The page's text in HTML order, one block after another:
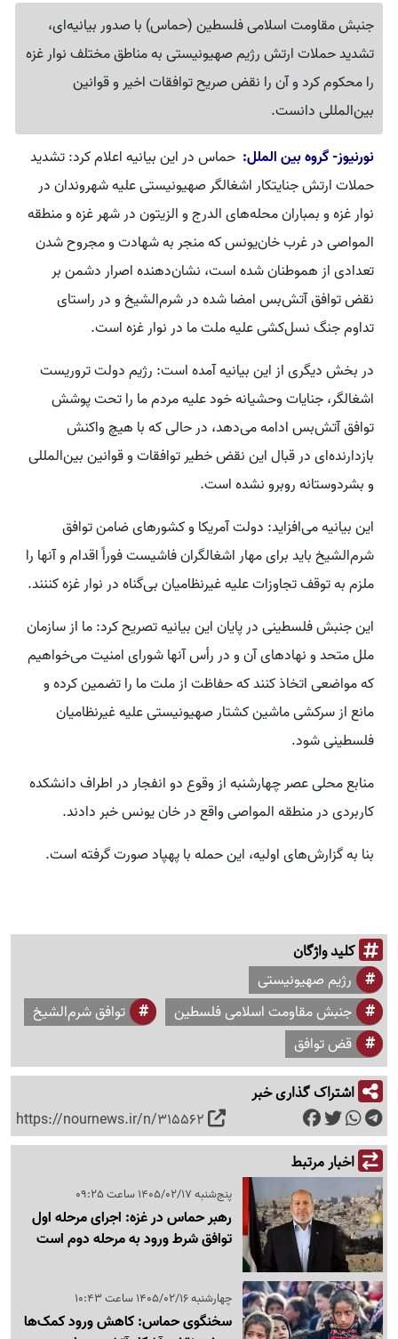
جنبش مقاومت اسلامی فلسطین (حماس) با صدور بیانیه‌ای،
تشدید حملات ارتش رژیم صهیونیستی به مناطق مختلف نوار غزه
را محکوم کرد و آن را نقض صریح توافقات اخیر و قوانین
بین‌المللی دانست.
نورنیوز- گروه بین الملل: حماس در این بیانیه اعلام کرد: تشدید
حملات ارتش جنایتکار اشغالگر صهیونیستی علیه شهروندان در
نوار غزه و بمباران محله‌های الدرج و الزیتون در شهر غزه و منطقه
المواصی در غرب خان‌یونس که منجر به شهادت و مجروح شدن
تعدادی از هموطنان شده است، نشان‌دهنده اصرار دشمن بر
نقض توافق آتش‌بس امضا شده در شرم‌الشیخ و در راستای
تداوم جنگ نسل‌کشی علیه ملت ما در نوار غزه است.
در بخش دیگری از این بیانیه آمده است: رژیم دولت تروریست
اشغالگر، جنایات وحشیانه خود علیه مردم ما را تحت پوشش
توافق آتش‌بس ادامه می‌دهد، در حالی که با هیچ واکنش
بازدارنده‌ای در قبال این نقض خطیر توافقات و قوانین بین‌المللی
و بشردوستانه روبرو نشده است.
این بیانیه می‌افزاید: دولت آمریکا و کشورهای ضامن توافق
شرم‌الشیخ باید برای مهار اشغالگران فاشیست فوراً اقدام و آنها را
ملزم به توقف تجاوزات علیه غیرنظامیان بی‌گناه در نوار غزه کننند.
این جنبش فلسطینی در پایان این بیانیه تصریح کرد: ما از سازمان
ملل متحد و نهادهای آن و در رأس آنها شورای امنیت می‌خواهیم
که مواضعی اتخاذ کنند که حفاظت از ملت ما را تضمین کرده و
مانع از سرکشی ماشین کشتار صهیونیستی علیه غیرنظامیان
فلسطینی شود.
منابع محلی عصر چهارشنبه از وقوع دو انفجار در اطراف دانشکده
کاربردی در منطقه المواصی واقع در خان یونس خبر دادند.
بنا به گزارش‌های اولیه، این حمله با پهپاد صورت گرفته است.
کلید واژگان
رژیم صهیونیستی
جنبش مقاومت اسلامی فلسطین
توافق شرم‌الشیخ
قض توافق
اشتراک گذاری خبر
https://nournews.ir/n/315562
اخبار مرتبط
پنج‌شنبه 1405/02/17 ساعت 09:25
رهبر حماس در غزه: اجرای مرحله اول
توافق شرط ورود به مرحله دوم است
چهارشنبه 1405/02/16 ساعت 10:43
سخنگوی حماس: کاهش ورود کمک‌ها